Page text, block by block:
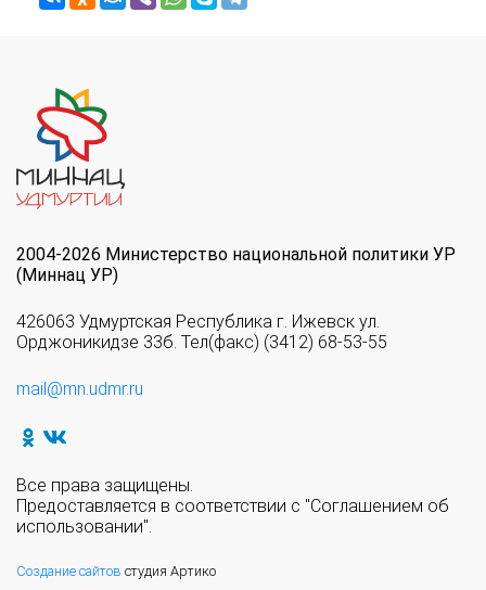
2004-2026 Министерство национальной политики УР
(Миннац УР)
426063 Удмуртская Республика г. Ижевск ул.
Орджоникидзе 33б. Тел(факс) (3412) 68-53-55
mail@mn.udmr.ru
Все права защищены.
Предоставляется в соответствии с "Соглашением об
использовании".
Создание сайтов студия Артико